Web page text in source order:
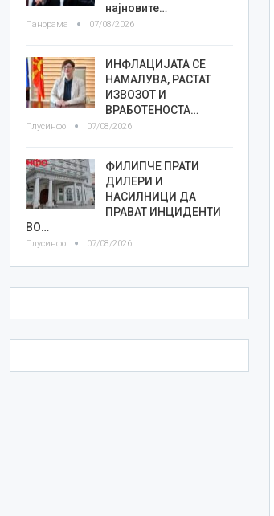
најновите…
Панорама 07/08/2026
ИНФЛАЦИЈАТА СЕ
НАМАЛУВА, РАСТАТ
ИЗВОЗОТ И
ВРАБОТЕНОСТА…
Плусинфо 07/08/2026
ФИЛИПЧЕ ПРАТИ
ДИЛЕРИ И
НАСИЛНИЦИ ДА
ПРАВАТ ИНЦИДЕНТИ
ВО…
Плусинфо 07/08/2026